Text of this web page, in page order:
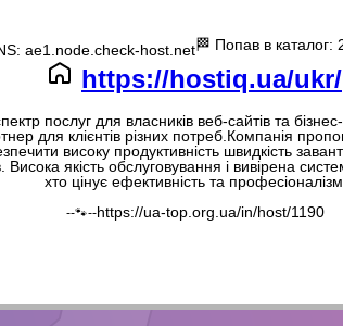
ae1.node.check-host.net🏁 Попав в каталог:
https://hostiq.ua/ukr/
послуг для власників веб-сайтів та
для клієнтів різних потреб.Компанія
високу продуктивність швидкість
Висока якість обслуговування і вивірена
хто цінує ефективність та професіоналізм.
--🐾--https://ua-top.org.ua/in/host/1190